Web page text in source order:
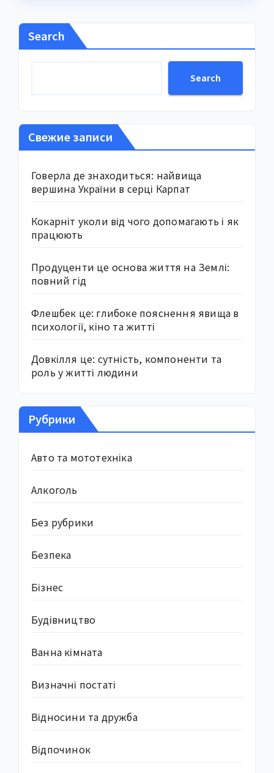
Search
Search
Свежие записи
Говерла де знаходиться: найвища
вершина України в серці Карпат
Кокарніт уколи від чого допомагають і як
працюють
Продуценти це основа життя на Землі:
повний гід
Флешбек це: глибоке пояснення явища в
психології, кіно та житті
Довкілля це: сутність, компоненти та
роль у житті людини
Рубрики
Авто та мототехніка
Алкоголь
Без рубрики
Безпека
Бізнес
Будівництво
Ванна кімната
Визначні постаті
Відносини та дружба
Відпочинок